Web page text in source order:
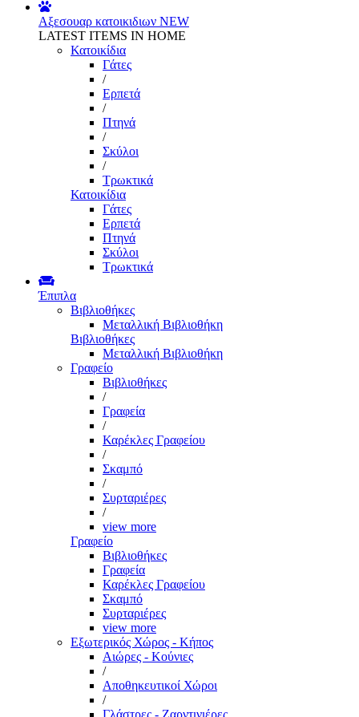
Αξεσουαρ κατοικιδιων NEW
LATEST ITEMS IN HOME
Κατοικίδια
Γάτες
/
Ερπετά
/
Πτηνά
/
Σκύλοι
/
Τρωκτικά
Κατοικίδια
Γάτες
Ερπετά
Πτηνά
Σκύλοι
Τρωκτικά
Έπιπλα
Βιβλιοθήκες
Μεταλλική Βιβλιοθήκη
Βιβλιοθήκες
Μεταλλική Βιβλιοθήκη
Γραφείο
Βιβλιοθήκες
/
Γραφεία
/
Καρέκλες Γραφείου
/
Σκαμπό
/
Συρταριέρες
/
view more
Γραφείο
Βιβλιοθήκες
Γραφεία
Καρέκλες Γραφείου
Σκαμπό
Συρταριέρες
view more
Εξωτερικός Χώρος - Κήπος
Αιώρες - Κούνιες
/
Αποθηκευτικοί Χώροι
/
Γλάστρες - Ζαρντινιέρες